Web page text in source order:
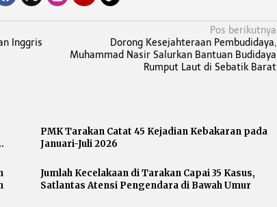
Inggris
Pos berikutnya
Dorong Kesejahteraan Pembudidaya,
Muhammad Nasir Salurkan Bantuan Budidaya
Rumput Laut di Sebatik Barat
PMK Tarakan Catat 45 Kejadian Kebakaran pada
Januari-Juli 2026
Jumlah Kecelakaan di Tarakan Capai 35 Kasus,
Satlantas Atensi Pengendara di Bawah Umur